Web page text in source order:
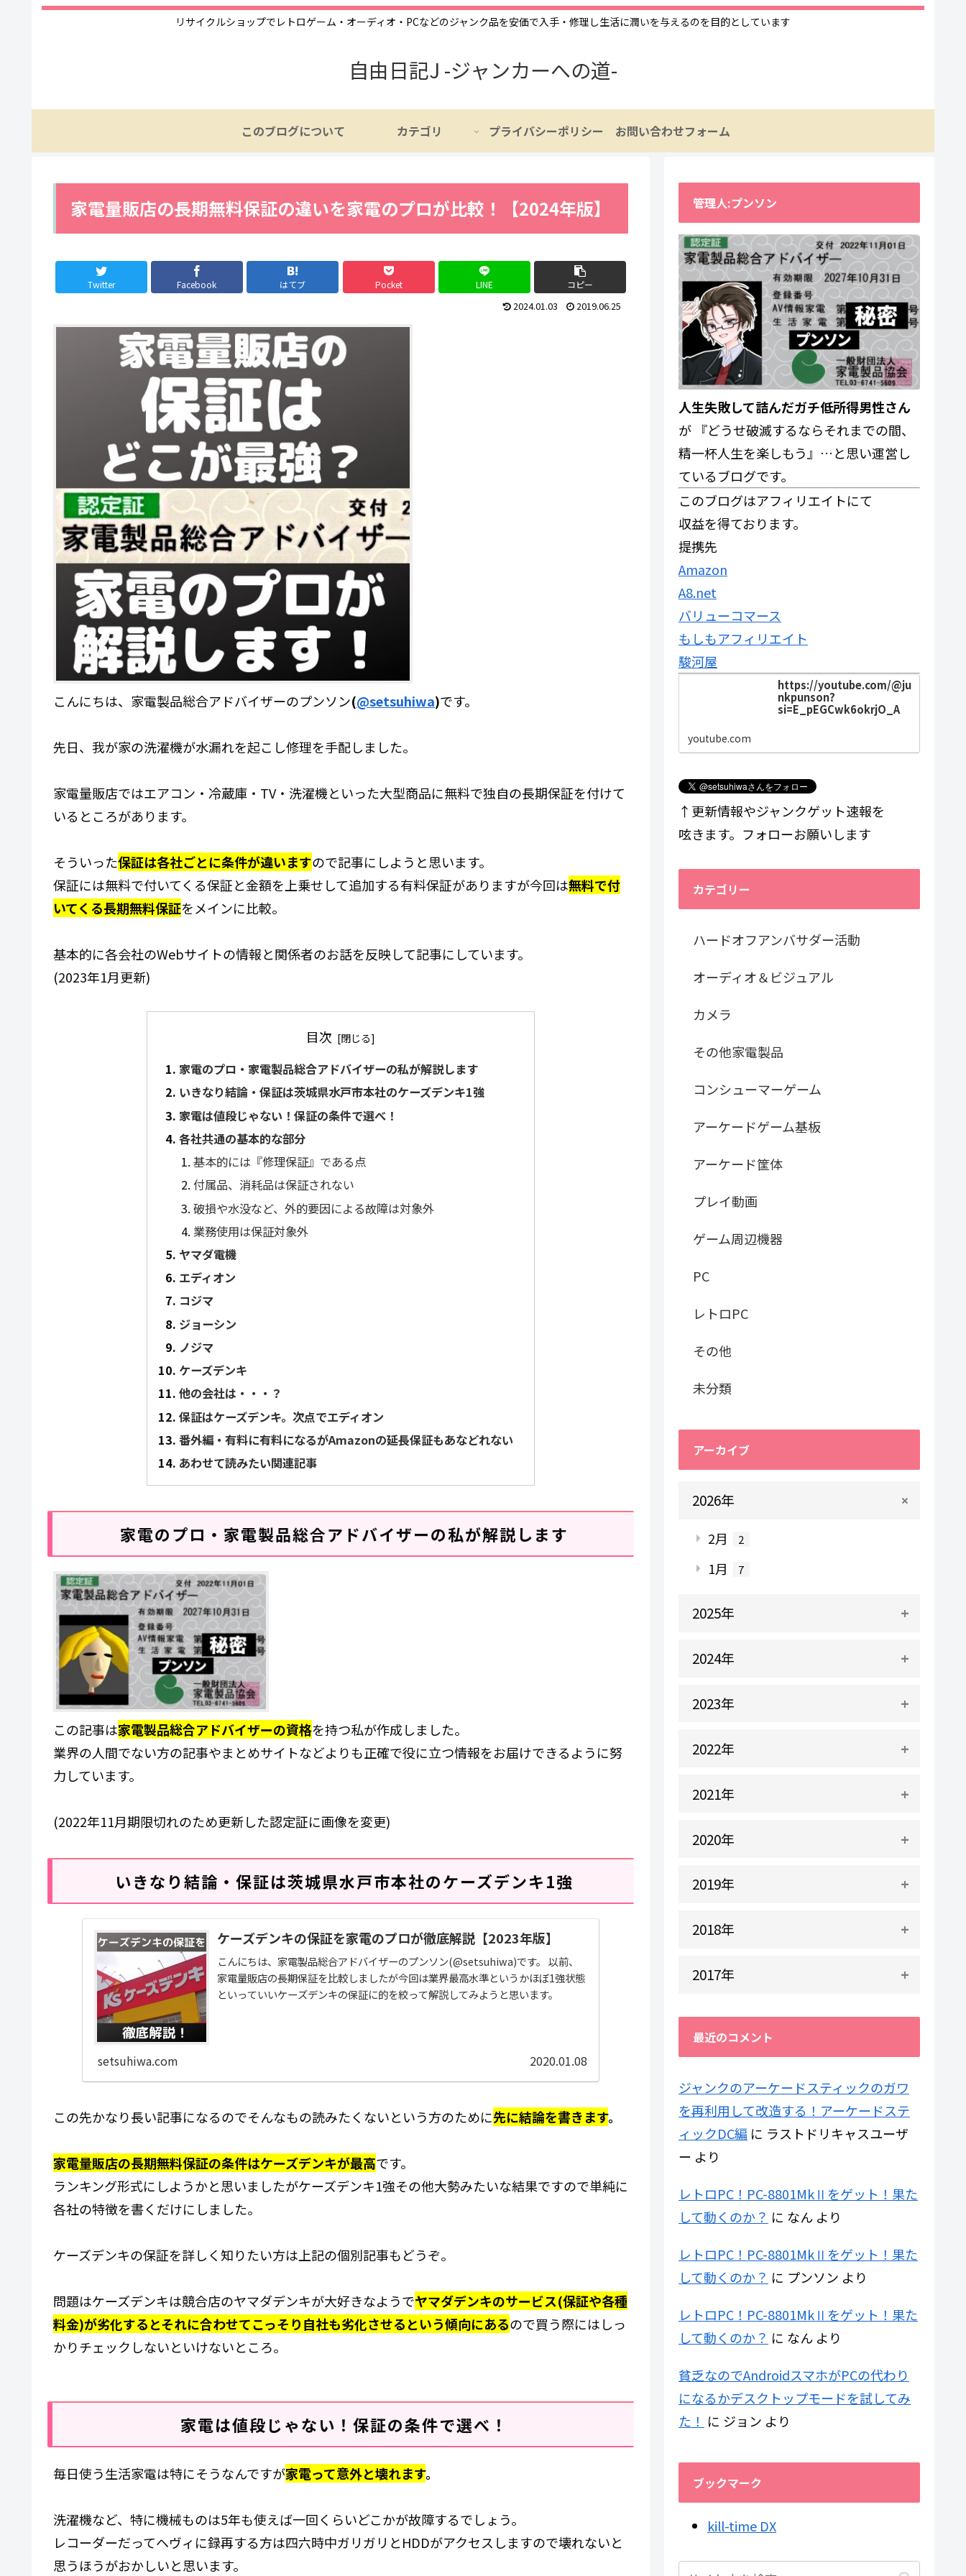
リサイクルショップでレトロゲーム・オーディオ・PCなどのジャンク品を安価で入手・修理し生活に潤いを与えるのを目的としています
自由日記J -ジャンカーへの道-
このブログについて カテゴリ プライバシーポリシー お問い合わせフォーム
家電量販店の長期無料保証の違いを家電のプロが比較！【2024年版】
Twitter Facebook はてブ Pocket LINE コピー
2024.01.03 2019.06.25
こんにちは、家電製品総合アドバイザーのプンソン(@setsuhiwa)です。
先日、我が家の洗濯機が水漏れを起こし修理を手配しました。
家電量販店ではエアコン・冷蔵庫・TV・洗濯機といった大型商品に無料で独自の長期保証を付けて
いるところがあります。
そういった保証は各社ごとに条件が違いますので記事にしようと思います。
保証には無料で付いてくる保証と金額を上乗せして追加する有料保証がありますが今回は無料で付
いてくる長期無料保証をメインに比較。
基本的に各会社のWebサイトの情報と関係者のお話を反映して記事にしています。
(2023年1月更新)
目次
家電のプロ・家電製品総合アドバイザーの私が解説します
いきなり結論・保証は茨城県水戸市本社のケーズデンキ1強
家電は値段じゃない！保証の条件で選べ！
各社共通の基本的な部分
基本的には『修理保証』である点
付属品、消耗品は保証されない
破損や水没など、外的要因による故障は対象外
業務使用は保証対象外
ヤマダ電機
エディオン
コジマ
ジョーシン
ノジマ
ケーズデンキ
他の会社は・・・？
保証はケーズデンキ。次点でエディオン
番外編・有料に有料になるがAmazonの延長保証もあなどれない
あわせて読みたい関連記事
家電のプロ・家電製品総合アドバイザーの私が解説します
この記事は家電製品総合アドバイザーの資格を持つ私が作成しました。
業界の人間でない方の記事やまとめサイトなどよりも正確で役に立つ情報をお届けできるように努
力しています。
(2022年11月期限切れのため更新した認定証に画像を変更)
いきなり結論・保証は茨城県水戸市本社のケーズデンキ1強
ケーズデンキの保証を家電のプロが徹底解説【2023年版】
こんにちは、家電製品総合アドバイザーのプンソン(@setsuhiwa)です。 以前、
家電量販店の長期保証を比較しましたが今回は業界最高水準というかほぼ1強状態
といっていいケーズデンキの保証に的を絞って解説してみようと思います。
setsuhiwa.com 2020.01.08
この先かなり長い記事になるのでそんなもの読みたくないという方のために先に結論を書きます。
家電量販店の長期無料保証の条件はケーズデンキが最高です。
ランキング形式にしようかと思いましたがケーズデンキ1強その他大勢みたいな結果ですので単純に
各社の特徴を書くだけにしました。
ケーズデンキの保証を詳しく知りたい方は上記の個別記事もどうぞ。
問題はケーズデンキは競合店のヤマダデンキが大好きなようでヤマダデンキのサービス(保証や各種
料金)が劣化するとそれに合わせてこっそり自社も劣化させるという傾向にあるので買う際にはしっ
かりチェックしないといけないところ。
家電は値段じゃない！保証の条件で選べ！
毎日使う生活家電は特にそうなんですが家電って意外と壊れます。
洗濯機など、特に機械ものは5年も使えば一回くらいどこかが故障するでしょう。
レコーダーだってヘヴィに録再する方は四六時中ガリガリとHDDがアクセスしますので壊れないと
思うほうがおかしいと思います。
管理人:プンソン
人生失敗して詰んだガチ低所得男性さん
が 『どうせ破滅するならそれまでの間、
精一杯人生を楽しもう』…と思い運営し
ているブログです。
このブログはアフィリエイトにて
収益を得ております。
提携先
Amazon
A8.net
バリューコマース
もしもアフィリエイト
駿河屋
https://youtube.com/@ju
nkpunson?
si=E_pEGCwk6okrjO_A
youtube.com
↑更新情報やジャンクゲット速報を
呟きます。フォローお願いします
カテゴリー
ハードオフアンバサダー活動
オーディオ＆ビジュアル
カメラ
その他家電製品
コンシューマーゲーム
アーケードゲーム基板
アーケード筐体
プレイ動画
ゲーム周辺機器
PC
レトロPC
その他
未分類
アーカイブ
2026年
2月 2
1月 7
2025年
2024年
2023年
2022年
2021年
2020年
2019年
2018年
2017年
最近のコメント
ジャンクのアーケードスティックのガワ
を再利用して改造する！アーケードステ
ィックDC編 に ラストドリキャスユーザ
ー より
レトロPC！PC-8801MkⅡをゲット！果た
して動くのか？ に なん より
レトロPC！PC-8801MkⅡをゲット！果た
して動くのか？ に プンソン より
レトロPC！PC-8801MkⅡをゲット！果た
して動くのか？ に なん より
貧乏なのでAndroidスマホがPCの代わり
になるかデスクトップモードを試してみ
た！ に ジョン より
ブックマーク
kill-time DX